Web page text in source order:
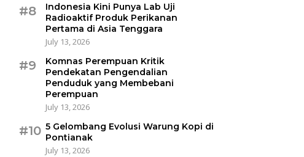
#8
Indonesia Kini Punya Lab Uji
Radioaktif Produk Perikanan
Pertama di Asia Tenggara
July 13, 2026
#9
Komnas Perempuan Kritik
Pendekatan Pengendalian
Penduduk yang Membebani
Perempuan
July 13, 2026
#10 5 Gelombang Evolusi Warung Kopi di
Pontianak
July 13, 2026